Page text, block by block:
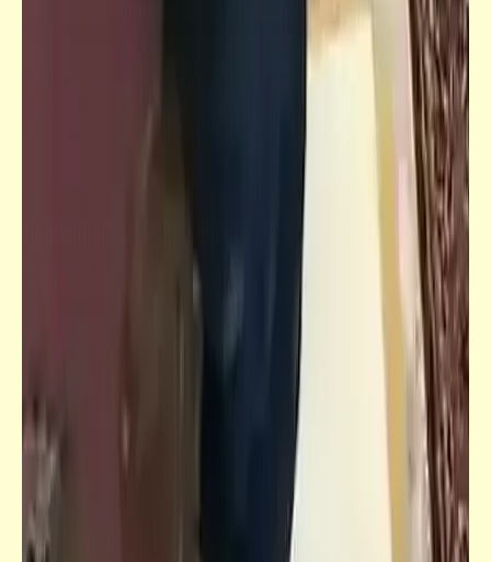
مختصر الكتاب المصري المشروح في فضل جهاز
الكسب غير المشروع